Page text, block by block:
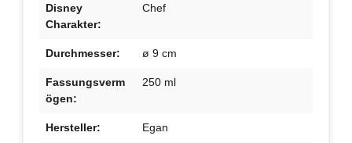
Disney
Charakter:
Chef
Durchmesser: ø 9 cm
Fassungsverm
ögen:
250 ml
Hersteller: Egan